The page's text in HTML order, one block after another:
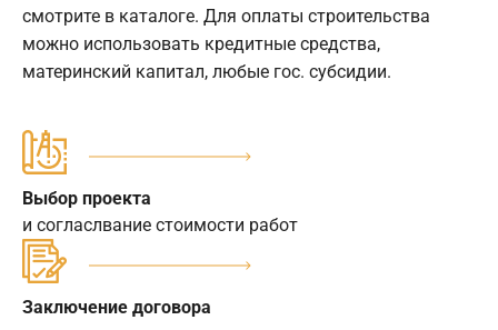
смотрите в каталоге. Для оплаты строительства
можно использовать кредитные средства,
материнский капитал, любые гос. субсидии.
Выбор проекта
и согласлвание стоимости работ
Заключение договора